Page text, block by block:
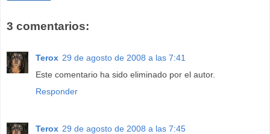
3 comentarios:
Terox 29 de agosto de 2008 a las 7:41
Este comentario ha sido eliminado por el autor.
Responder
Terox 29 de agosto de 2008 a las 7:45